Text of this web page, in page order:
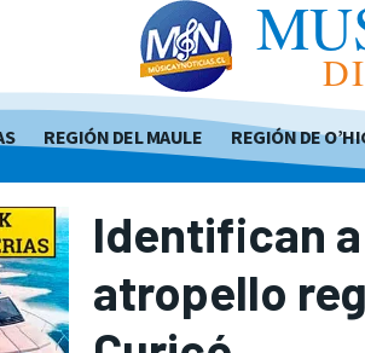
REGIÓN DEL MAULE REGIÓN DE
Identifican
atropello